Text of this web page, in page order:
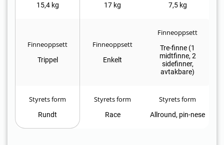
15,4 kg 17 kg 7,5 kg
Finneoppsett
Trippel
Finneoppsett
Enkelt
Finneoppsett
Tre-finne (1
midtfinne, 2
sidefinner,
avtakbare)
Styrets form
Rundt
Styrets form
Race
Styrets form
Allround, pin-nese